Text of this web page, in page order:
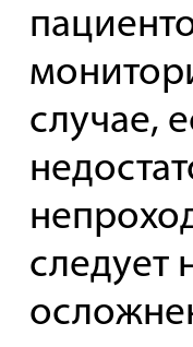
случае,
следует